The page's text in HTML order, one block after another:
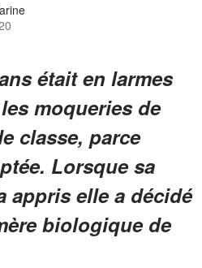
était en larmes
moqueries de
classe, parce
Lorsque sa
appris elle a décidé
biologique de